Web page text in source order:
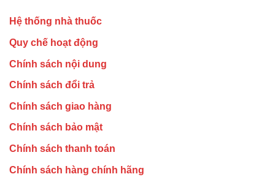
Hệ thống nhà thuốc
Quy chế hoạt động
Chính sách nội dung
Chính sách đổi trả
Chính sách giao hàng
Chính sách bảo mật
Chính sách thanh toán
Chính sách hàng chính hãng